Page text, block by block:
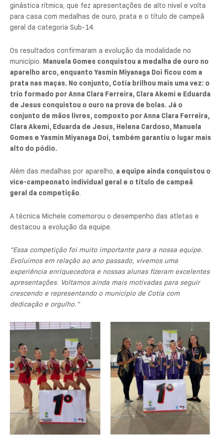
ginástica rítmica, que fez apresentações de alto nível e volta
para casa com medalhas de ouro, prata e o título de campeã
geral da categoria Sub-14.
Os resultados confirmaram a evolução da modalidade no
município. Manuela Gomes conquistou a medalha de ouro no
aparelho arco, enquanto Yasmin Miyanaga Doi ficou com a
prata nas maças. No conjunto, Cotia brilhou mais uma vez: o
trio formado por Anna Clara Ferreira, Clara Akemi e Eduarda
de Jesus conquistou o ouro na prova de bolas. Já o
conjunto de mãos livres, composto por Anna Clara Ferreira,
Clara Akemi, Eduarda de Jesus, Helena Cardoso, Manuela
Gomes e Yasmin Miyanaga Doi, também garantiu o lugar mais
alto do pódio.
Além das medalhas por aparelho, a equipe ainda conquistou o
vice-campeonato individual geral e o título de campeã
geral da competição.
A técnica Michele comemorou o desempenho das atletas e
destacou a evolução da equipe.
“Essa competição foi muito importante para a nossa equipe.
Evoluímos em relação ao ano passado, vivemos uma
experiência enriquecedora e nossas alunas fizeram excelentes
apresentações. Voltamos ainda mais motivadas para seguir
crescendo e representando o município de Cotia com
dedicação e orgulho.”